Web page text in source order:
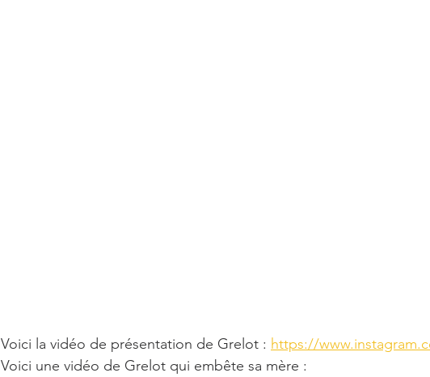
Voici la vidéo de présentation de Grelot : https://
Voici une vidéo de Grelot qui embête sa mère :